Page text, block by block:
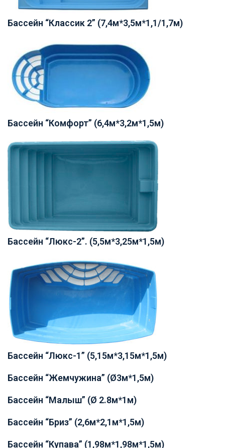
Бассейн “Классик 2” (7,4м*3,5м*1,1/1,7м)
Бассейн “Комфорт” (6,4м*3,2м*1,5м)
Бассейн “Люкс-2”. (5,5м*3,25м*1,5м)
Бассейн “Люкс-1” (5,15м*3,15м*1,5м)
Бассейн “Жемчужина” (Ø3м*1,5м)
Бассейн “Малыш” (Ø 2.8м*1м)
Бассейн “Бриз” (2,6м*2,1м*1,5м)
Бассейн “Купава” (1,98м*1,98м*1,5м)